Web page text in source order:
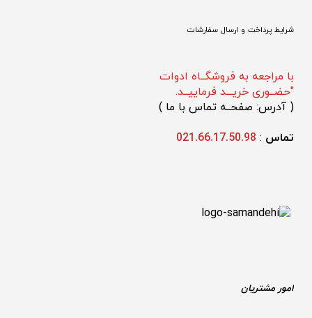
شرایط پرداخت و ارسال سفارشات
با مراجعه به فروشگــاه ادوات
"حضــوری خریـــد فرماییــد.
( آدرس: صفحــه تماس با ما )
تماس :
021.66.17.50.98
امور مشتریان